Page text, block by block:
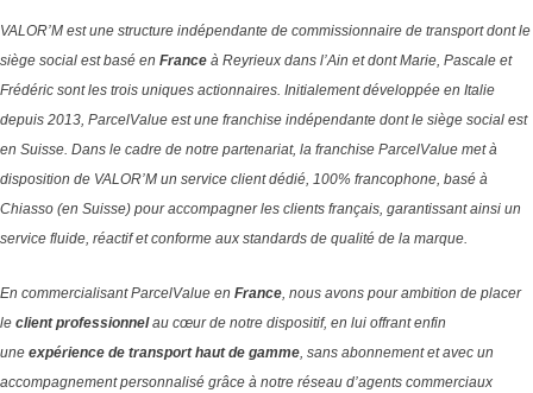
VALOR’M est une structure indépendante de commissionnaire de transport dont le
siège social est basé en France à Reyrieux dans l’Ain et dont Marie, Pascale et
Frédéric sont les trois uniques actionnaires. Initialement développée en Italie
depuis 2013, ParcelValue est une franchise indépendante dont le siège social est
en Suisse. Dans le cadre de notre partenariat, la franchise ParcelValue met à
disposition de VALOR’M un service client dédié, 100% francophone, basé à
Chiasso (en Suisse) pour accompagner les clients français, garantissant ainsi un
service fluide, réactif et conforme aux standards de qualité de la marque.
En commercialisant ParcelValue en France, nous avons pour ambition de placer
le client professionnelau cœur de notre dispositif, en lui offrant enfin
une expérience de transport haut de gamme, sans abonnement et avec un
accompagnement personnalisé grâce à notre réseau d’agents commerciaux